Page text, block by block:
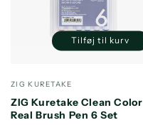
Forhandler:
ZIG KURETAKE
ZIG Kuretake Clean Color
Real Brush Pen 6 Set
Reducer
Default
Title
Øg
Title
Tilføj til kurv